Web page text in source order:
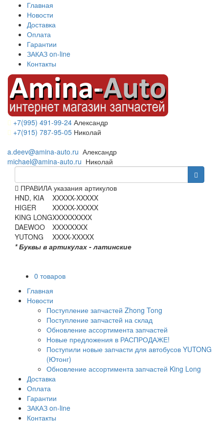
Главная
Новости
Доставка
Оплата
Гарантии
ЗАКАЗ on-line
Контакты
+7(995) 491-99-24 Александр
+7(915) 787-95-05 Николай
a.deev@amina-auto.ru Александр
michael@amina-auto.ru Николай
ПРАВИЛА указания артикулов
HND, KIA
XXXXX-XXXXX
HIGER
XXXXX-XXXXX
KING LONGXXXXXXXXX
DAEWOO
XXXXXXXX
YUTONG
XXXX-XXXXX
* Буквы в артикулах - латинские
0 товаров
Главная
Новости
Поступление запчастей Zhong Tong
Поступление запчастей на склад
Обновление ассортимента запчастей
Новые предложения в РАСПРОДАЖЕ!
Поступили новые запчасти для автобусов YUTONG
(Ютонг)
Обновление ассортимента запчастей King Long
Доставка
Оплата
Гарантии
ЗАКАЗ on-line
Контакты